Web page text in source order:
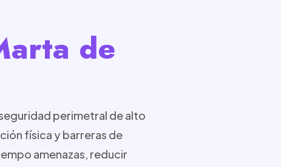
de
perimetral de alto
física y barreras de
amenazas, reducir